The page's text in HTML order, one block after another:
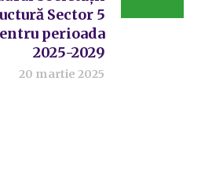
Sector 5
perioada
2025-2029
20 martie 2025